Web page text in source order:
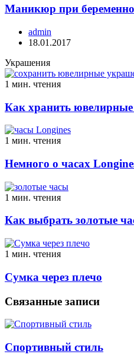
Маникюр при
admin
18.01.2017
Украшения
1 мин. чтения
Как хранить
1 мин. чтения
Немного о часах
1 мин. чтения
Как выбрать золотые
1 мин. чтения
Сумка через плечо
Связанные записи
Спортивный стиль